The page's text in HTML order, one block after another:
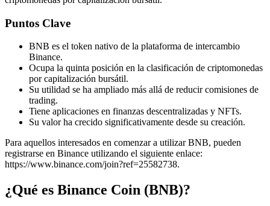
Puntos Clave
BNB es el token nativo de la plataforma de intercambio
Binance.
Ocupa la quinta posición en la clasificación de criptomonedas
por capitalización bursátil.
Su utilidad se ha ampliado más allá de reducir comisiones de
trading.
Tiene aplicaciones en finanzas descentralizadas y NFTs.
Su valor ha crecido significativamente desde su creación.
Para aquellos interesados en comenzar a utilizar BNB, pueden
registrarse en Binance utilizando el siguiente enlace:
https://www.binance.com/join?ref=25582738.
¿Qué es Binance Coin (BNB)?